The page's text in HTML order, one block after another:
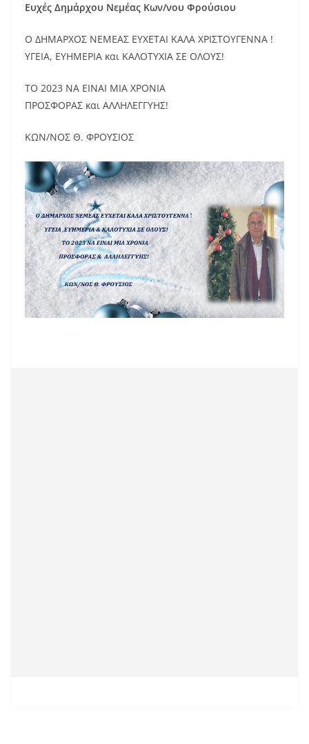
c
e
b
o
o
k
ai
l
er
e
st
Ευχές Δημάρχου Νεμέας Κων/νου Φρούσιου
Ο ΔΗΜΑΡΧΟΣ ΝΕΜΕΑΣ ΕΥΧΕΤΑΙ ΚΑΛΑ ΧΡΙΣΤΟΥΓΕΝΝΑ !
ΥΓΕΙΑ, ΕΥΗΜΕΡΙΑ και ΚΑΛΟΤΥΧΙΑ ΣΕ ΟΛΟΥΣ!
ΤΟ 2023 ΝΑ ΕΙΝΑΙ ΜΙΑ ΧΡΟΝΙΑ
ΠΡΟΣΦΟΡΑΣ και ΑΛΛΗΛΕΓΓΥΗΣ!
ΚΩΝ/ΝΟΣ Θ. ΦΡΟΥΣΙΟΣ